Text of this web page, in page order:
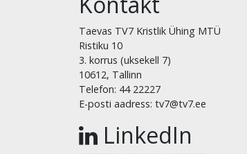
Taevas TV7 Kristlik Ühing MTÜ
Ristiku 10
3. korrus (uksekell 7)
10612, Tallinn
Telefon: 44 22227
E-posti aadress: tv7@tv7.ee
LinkedIn